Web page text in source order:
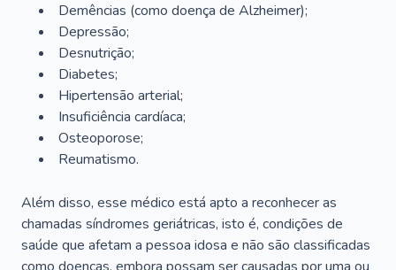
Demências (como doença de Alzheimer);
Depressão;
Desnutrição;
Diabetes;
Hipertensão arterial;
Insuficiência cardíaca;
Osteoporose;
Reumatismo.
Além disso, esse médico está apto a reconhecer as
chamadas síndromes geriátricas, isto é, condições de
saúde que afetam a pessoa idosa e não são classificadas